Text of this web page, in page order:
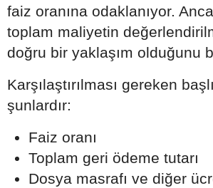
faiz oranına odaklanıyor.
toplam maliyetin
doğru bir yaklaşım olduğunu
Karşılaştırılması gereken
şunlardır:
Faiz oranı
Toplam geri ödeme tutarı
Dosya masrafı ve diğer